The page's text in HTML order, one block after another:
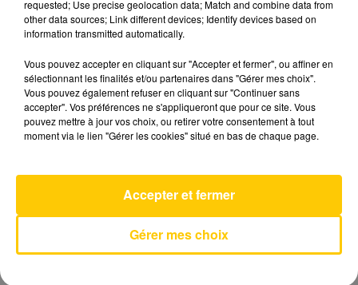
le pays de Brioude et Issoire avec les reportages
de nos journalistes sur le terrain.
Yalla
CALOGERO
requested; Use precise geolocation data; Match and combine data from
other data sources; Link different devices; Identify devices based on
information transmitted automatically.
Vous pouvez accepter en cliquant sur "Accepter et fermer", ou affiner en
sélectionnant les finalités et/ou partenaires dans "Gérer mes choix".
Vous pouvez également refuser en cliquant sur "Continuer sans
accepter". Vos préférences ne s'appliqueront que pour ce site. Vous
pouvez mettre à jour vos choix, ou retirer votre consentement à tout
moment via le lien "Gérer les cookies" situé en bas de chaque page.
Gérer mes choix
Accepter et fermer